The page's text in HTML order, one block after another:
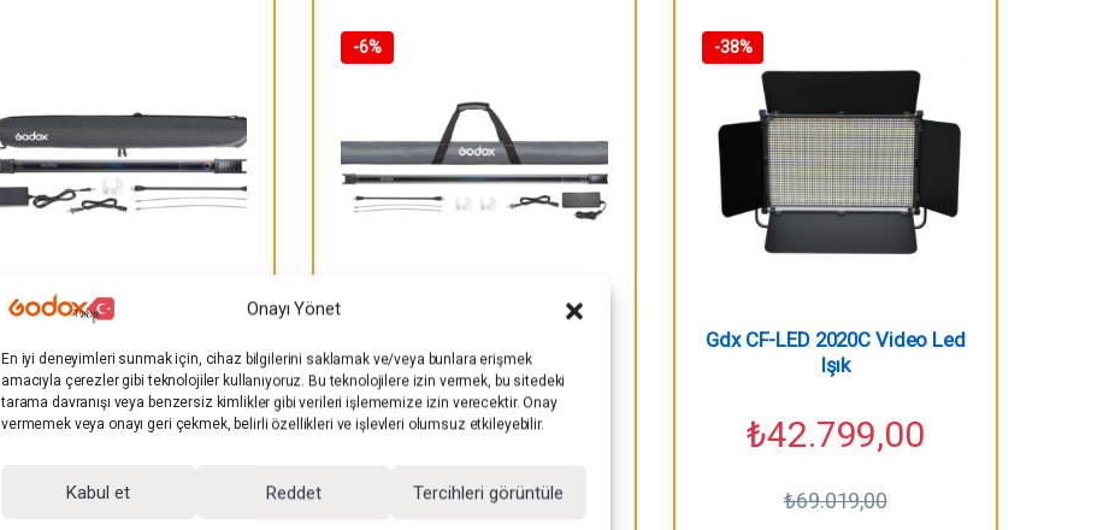
Onayı Yönet
En iyi deneyimleri sunmak için, cihaz bilgilerini saklamak ve/veya bunlara erişmek
amacıyla çerezler gibi teknolojiler kullanıyoruz. Bu teknolojilere izin vermek, bu sitedeki
tarama davranışı veya benzersiz kimlikler gibi verileri işlememize izin verecektir. Onay
vermemek veya onayı geri çekmek, belirli özellikleri ve işlevleri olumsuz etkileyebilir.
Kabul et Reddet Tercihleri görüntüle
Kiti
₺10.999,00
-6%
Işık Kiti
₺16.999,00
₺17.999,00
-38%
Gdx CF-LED 2020C Video Led
Işık
₺42.799,00
₺69.019,00